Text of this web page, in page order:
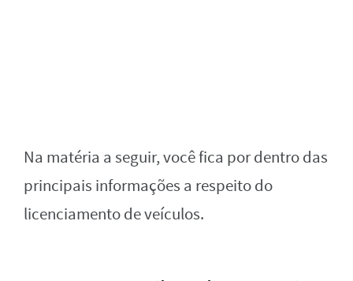
Na matéria a seguir, você fica por dentro das
principais informações a respeito do
licenciamento de veículos.